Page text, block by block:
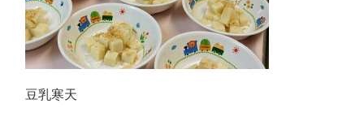
豆乳寒天